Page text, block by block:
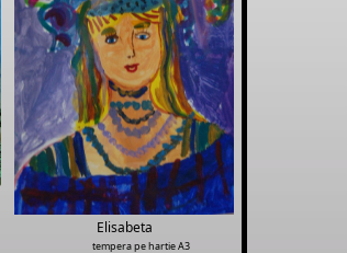
Elisabeta
tempera pe hartie A3